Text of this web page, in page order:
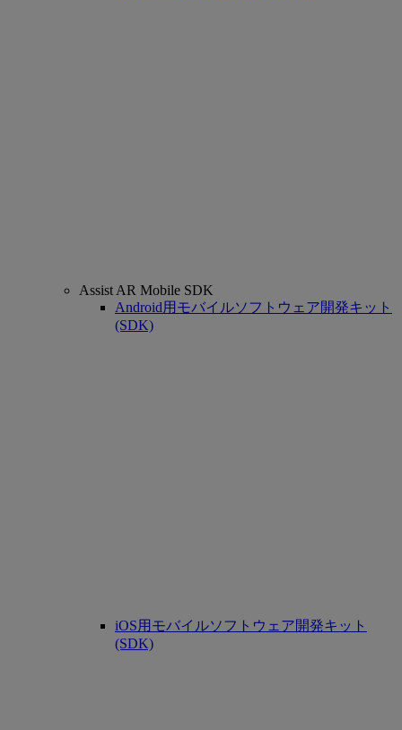
Assist AR Mobile SDK
Android用モバイルソフトウェア開発キット
(SDK)
iOS用モバイルソフトウェア開発キット
(SDK)